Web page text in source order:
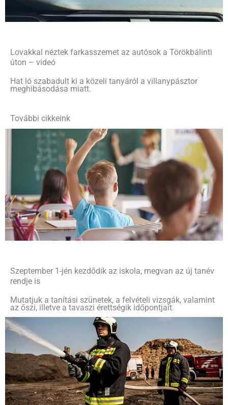
Lovakkal néztek farkasszemet az autósok a Törökbálinti
úton – videó
Hat ló szabadult ki a közeli tanyáról a villanypásztor
meghibásodása miatt.
További cikkeink
Szeptember 1-jén kezdődik az iskola, megvan az új tanév
rendje is
Mutatjuk a tanítási szünetek, a felvételi vizsgák, valamint
az őszi, illetve a tavaszi érettségik időpontjait.